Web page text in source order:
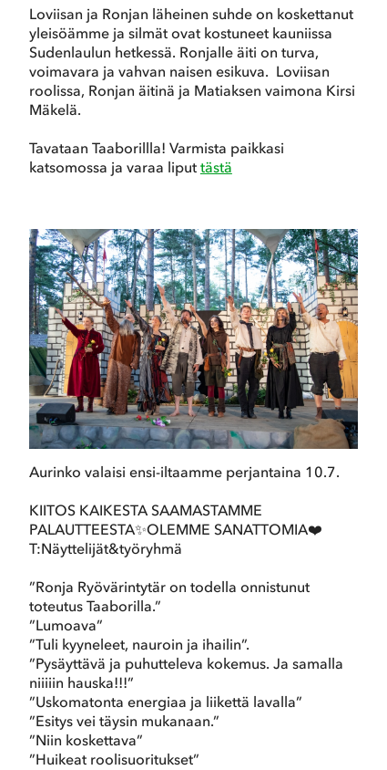
Loviisan ja Ronjan läheinen suhde on koskettanut
yleisöämme ja silmät ovat kostuneet kauniissa
Sudenlaulun hetkessä. Ronjalle äiti on turva,
voimavara ja vahvan naisen esikuva. Loviisan
roolissa, Ronjan äitinä ja Matiaksen vaimona Kirsi
Mäkelä.
Tavataan Taaborillla! Varmista paikkasi
katsomossa ja varaa liput tästä
Aurinko valaisi ensi-iltaamme perjantaina 10.7.
KIITOS KAIKESTA SAAMASTAMME
PALAUTTEESTA✨OLEMME SANATTOMIA❤️
T:Näyttelijät&työryhmä
”Ronja Ryövärintytär on todella onnistunut
toteutus Taaborilla.”
”Lumoava”
”Tuli kyyneleet, nauroin ja ihailin”.
”Pysäyttävä ja puhutteleva kokemus. Ja samalla
niiiiin hauska!!!”
”Uskomatonta energiaa ja liikettä lavalla”
”Esitys vei täysin mukanaan.”
”Niin koskettava”
”Huikeat roolisuoritukset”